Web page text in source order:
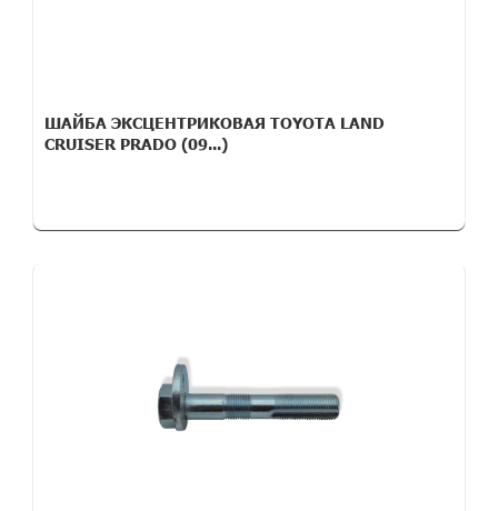
ШАЙБА ЭКСЦЕНТРИКОВАЯ TOYOTA LAND
CRUISER PRADO (09...)